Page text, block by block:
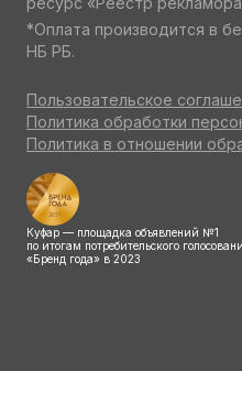
*Оплата производится в
НБ РБ.
Пользовательское
Политика обработки
Политика в отношении
Куфар — площадка объявлений №1
по итогам потребительского
«Бренд года» в 2023